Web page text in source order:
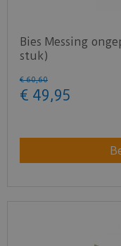
Bies Messing
stuk)
€ 60,60
€ 49,95